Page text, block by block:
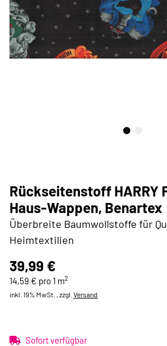
Rückseitenstoff HARRY
Haus-Wappen, Benartex
Überbreite Baumwollstoffe für
Heimtextilien
39,99 €
14,59 € pro 1 m2
inkl. 19% MwSt. , zzgl. Versand
Sofort verfügbar